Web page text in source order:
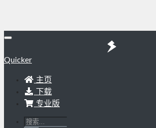
Quicker
主页
下载
专业版